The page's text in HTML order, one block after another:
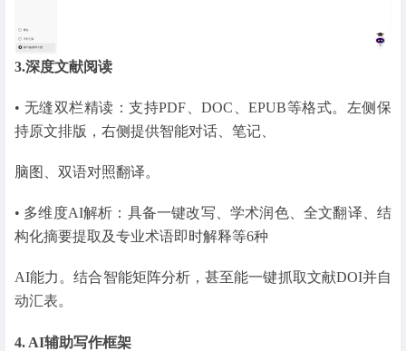
3.深度文献阅读
• 无缝双栏精读：支持PDF、DOC、EPUB等格式。左侧保
持原文排版，右侧提供智能对话、笔记、
脑图、双语对照翻译。
• 多维度AI解析：具备一键改写、学术润色、全文翻译、结
构化摘要提取及专业术语即时解释等6种
AI能力。结合智能矩阵分析，甚至能一键抓取文献DOI并自
动汇表。
4. AI辅助写作框架